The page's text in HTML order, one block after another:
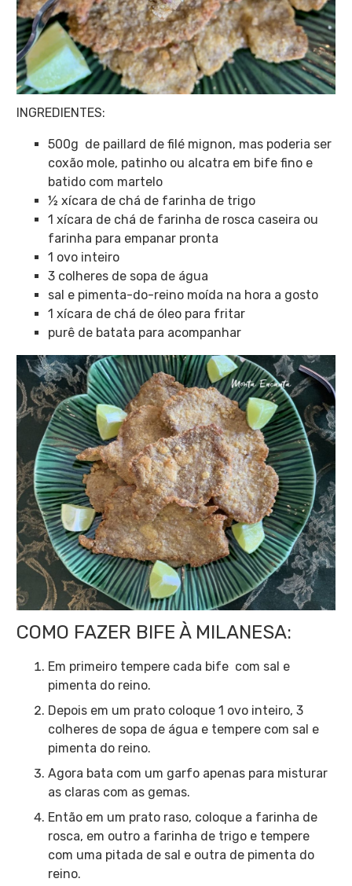
INGREDIENTES:
500g de paillard de filé mignon, mas poderia ser
coxão mole, patinho ou alcatra em bife fino e
batido com martelo
½ xícara de chá de farinha de trigo
1 xícara de chá de farinha de rosca caseira ou
farinha para empanar pronta
1 ovo inteiro
3 colheres de sopa de água
sal e pimenta-do-reino moída na hora a gosto
1 xícara de chá de óleo para fritar
purê de batata para acompanhar
COMO FAZER BIFE À MILANESA:
Em primeiro tempere cada bife com sal e
pimenta do reino.
Depois em um prato coloque 1 ovo inteiro, 3
colheres de sopa de água e tempere com sal e
pimenta do reino.
Agora bata com um garfo apenas para misturar
as claras com as gemas.
Então em um prato raso, coloque a farinha de
rosca, em outro a farinha de trigo e tempere
com uma pitada de sal e outra de pimenta do
reino.